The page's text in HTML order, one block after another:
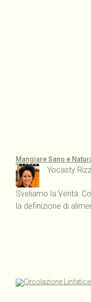
Mangiare Sano e
Yocasty
Sveliamo la Verità:
la definizione di